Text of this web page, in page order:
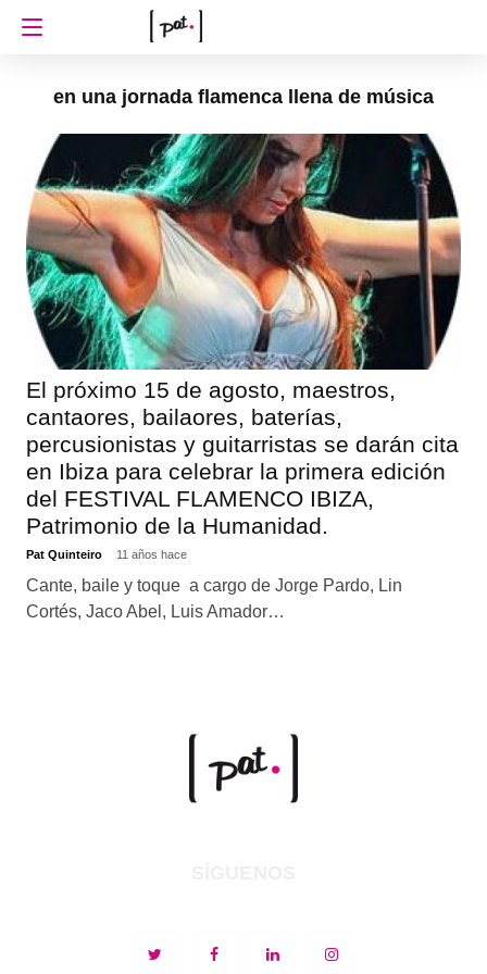
en una jornada flamenca llena de música
El próximo 15 de agosto, maestros,
cantaores, bailaores, baterías,
percusionistas y guitarristas se darán cita
en Ibiza para celebrar la primera edición
del FESTIVAL FLAMENCO IBIZA,
Patrimonio de la Humanidad.
Pat Quinteiro 11 años hace
Cante, baile y toque a cargo de Jorge Pardo, Lin
Cortés, Jaco Abel, Luis Amador…